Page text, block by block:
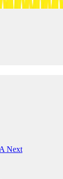
Next